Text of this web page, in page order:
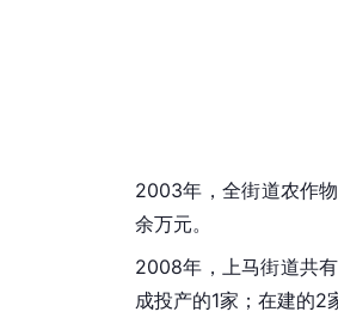
2003年，全街道农作
余万元。
2008年，上马街道共
成投产的1家；在建的2